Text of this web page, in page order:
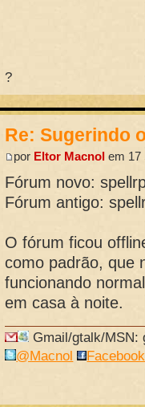
?
Re: Sugerindo
por Eltor Macnol em 17
Fórum novo:
Fórum antigo:
O fórum ficou
como padrão, que
funcionando
em casa à noite.
Gmail/gtalk/MSN:
@Macnol
Facebook